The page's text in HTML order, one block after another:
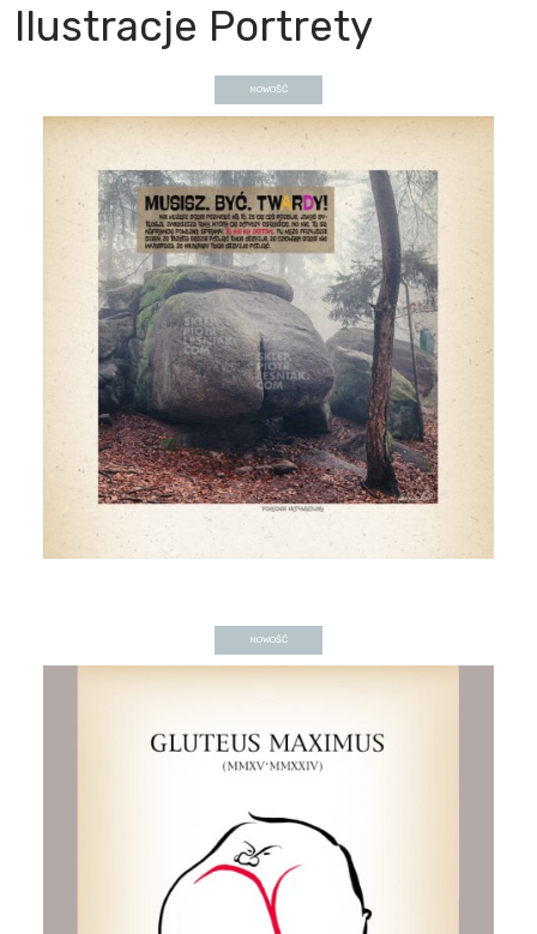
Ilustracje Portrety
NOWOŚĆ
NOWOŚĆ